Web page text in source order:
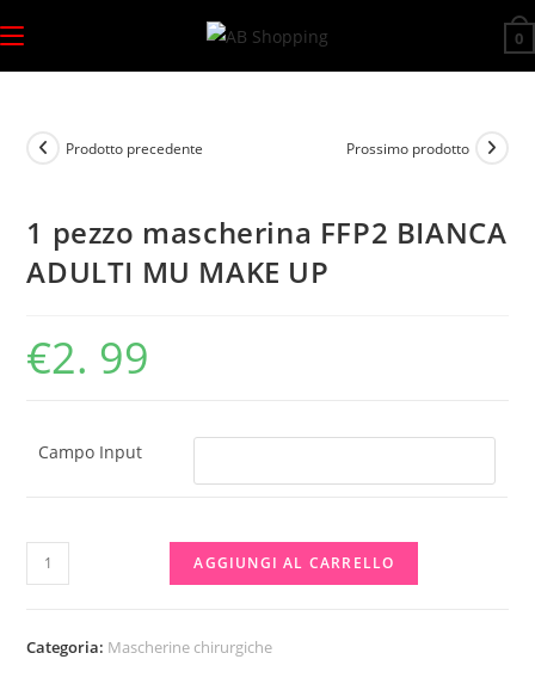
al
contenuto
0
Prodotto precedente Prossimo prodotto
1 pezzo mascherina FFP2 BIANCA
ADULTI MU MAKE UP
€2. 99
Campo Input
pezzo
FFP2
AGGIUNGI AL CARRELLO
Categoria: Mascherine chirurgiche